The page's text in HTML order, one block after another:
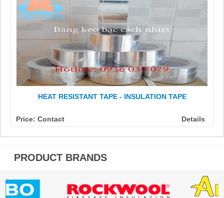
HEAT RESISTANT TAPE - INSULATION TAPE
Price: Contact Details
PRODUCT BRANDS